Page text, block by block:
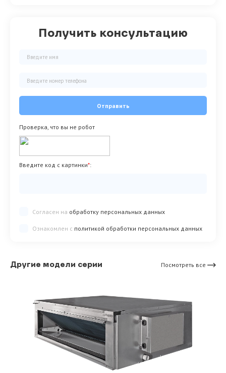
Получить консультацию
Отправить
Проверка, что вы не робот
Введите код с картинки*:
Согласен на обработку персональных данных
Ознакомлен с политикой обработки персональных данных
Другие модели серии Посмотреть все